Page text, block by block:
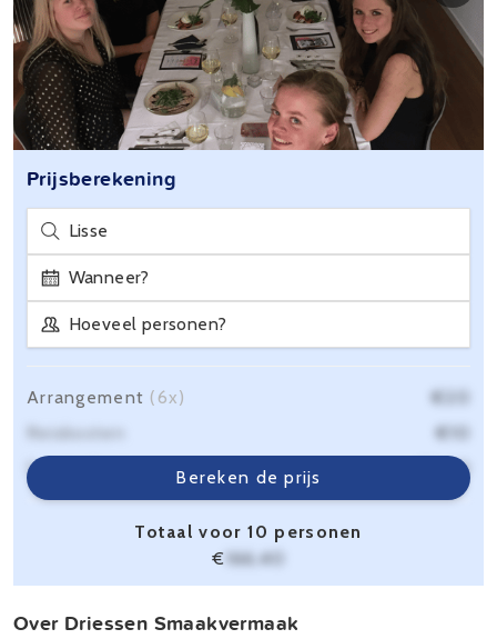
Prijsberekening
Lisse
Wanneer?
Hoeveel personen?
Bereken de prijs
Arrangement (6x)
€20
Reiskosten
€10
Servicekosten
€6,40
Totaal voor 10 personen
€ 166,40
Over Driessen Smaakvermaak